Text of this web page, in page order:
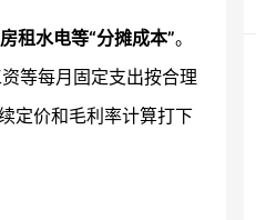
租水电等“分摊成本”。
等每月固定支出按合理
定价和毛利率计算打下